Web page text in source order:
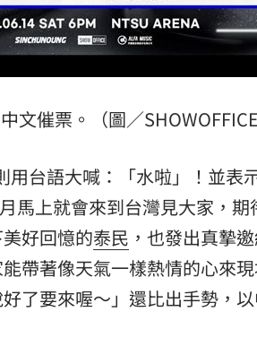
文催票。（圖／SHOWOFFICE
用台語大喊：「水啦」！並表
馬上就會來到台灣見大家，
好回憶的泰民 ，也發出真摯
帶著像天氣一樣熱情的心來
了要來喔～」還比出手勢，以